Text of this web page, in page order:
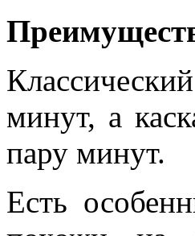
минут, а
пару минут.
Есть